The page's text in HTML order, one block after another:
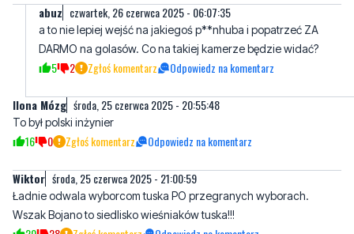
5 2 Zgłoś komentarz Odpowiedz na komentarz
Ilona Mózg środa, 25 czerwca 2025 - 20:55:48
To był polski inżynier
Wiktor środa, 25 czerwca 2025 - 21:00:59
Ładnie odwala wyborcom tuska PO przegranych wyborach.
20 28 Zgłoś komentarz Odpowiedz na komentarz
wen kroy czwartek, 26 czerwca 2025 - 18:00:57
Twój komentarz jest po prostu obrzydliwy. Pewnie mienisz się